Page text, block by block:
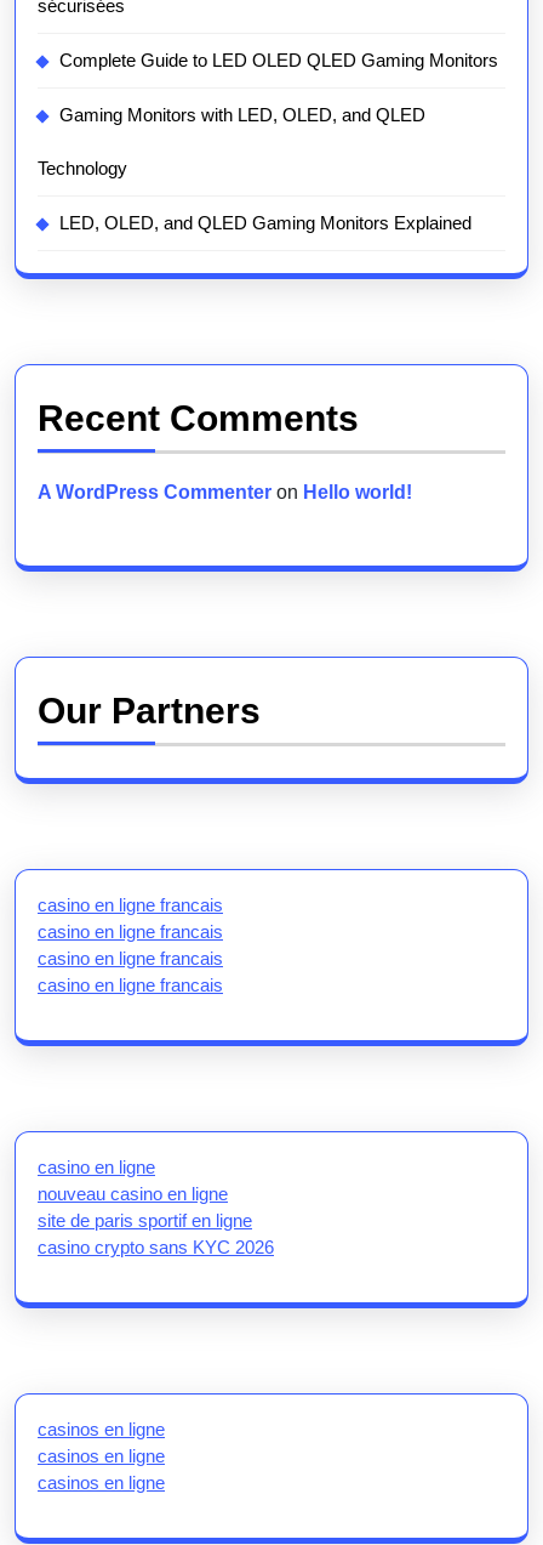
sécurisées
Complete Guide to LED OLED QLED Gaming Monitors
Gaming Monitors with LED, OLED, and QLED
Technology
LED, OLED, and QLED Gaming Monitors Explained
Recent Comments
A WordPress Commenter on Hello world!
Our Partners
casino en ligne francais
casino en ligne francais
casino en ligne francais
casino en ligne francais
casino en ligne
nouveau casino en ligne
site de paris sportif en ligne
casino crypto sans KYC 2026
casinos en ligne
casinos en ligne
casinos en ligne